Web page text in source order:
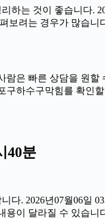
하는 것이 좋습니다.
려는 경우가 많습
은 빠른 상담을 원
구하수구막힘를 확
40분
. 2026년07월06일
이 달라질 수 있습